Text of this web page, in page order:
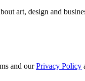
art, design and
and ourPrivacy Policy